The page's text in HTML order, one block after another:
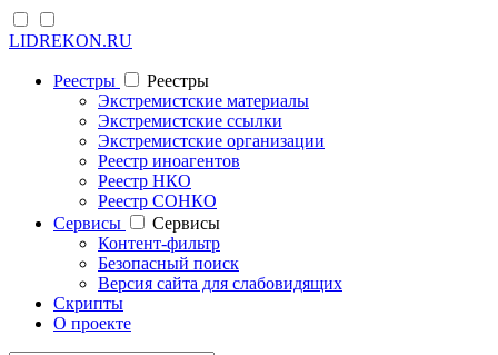
LIDREKON.RU
Реестры
Реестры
Экстремистские материалы
Экстремистские ссылки
Экстремистские организации
Реестр иноагентов
Реестр НКО
Реестр СОНКО
Cервисы
Cервисы
Контент-фильтр
Безопасный поиск
Версия сайта для слабовидящих
Скрипты
О проекте